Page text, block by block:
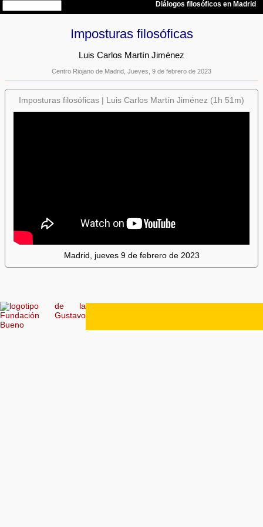
Imposturas filosóficas
Luis Carlos Martín Jiménez
Centro Riojano de Madrid, Jueves, 9 de febrero de 2023
Imposturas filosóficas | Luis Carlos Martín Jiménez (1h 51m)
Madrid, jueves 9 de febrero de 2023